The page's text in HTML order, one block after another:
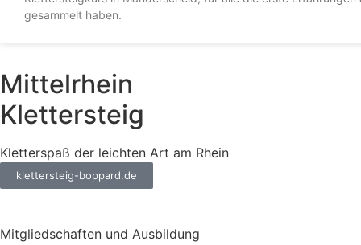
gesammelt haben.
Mittelrhein
Klettersteig
Kletterspaß der leichten Art am Rhein
klettersteig-boppard.de
Mitgliedschaften und Ausbildung